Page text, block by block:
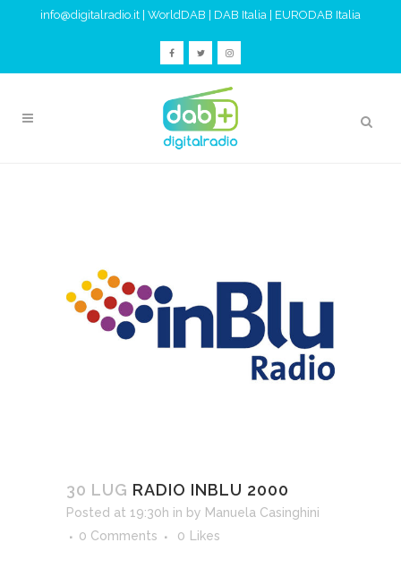
info@digitalradio.it WorldDAB DAB Italia EURODAB Italia
30 LUG RADIO INBLU 2000
Posted at 19:30h in by Manuela Casinghini
0 Comments
0 Likes